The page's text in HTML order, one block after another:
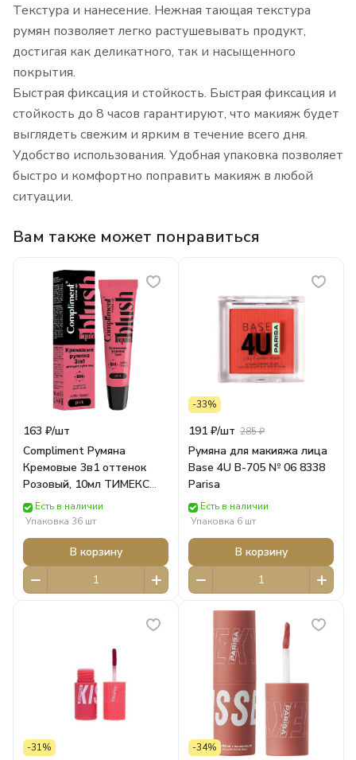
Текстура и нанесение. Нежная тающая текстура
румян позволяет легко растушевывать продукт,
достигая как деликатного, так и насыщенного
покрытия.
Быстрая фиксация и стойкость. Быстрая фиксация и
стойкость до 8 часов гарантируют, что макияж будет
выглядеть свежим и ярким в течение всего дня.
Удобство использования. Удобная упаковка позволяет
быстро и комфортно поправить макияж в любой
ситуации.
Вам также может понравиться
163 ₽/шт
Compliment Румяна
Кремовые 3в1 оттенок
Розовый, 10мл ТИМЕКС
ДЕКОР
Есть в наличии
Упаковка 36 шт
В корзину
-33%
191 ₽/шт 285 ₽
Румяна для макияжа лица
Base 4U B-705 № 06 8338
Parisa
Есть в наличии
Упаковка 6 шт
В корзину
-31% -34%